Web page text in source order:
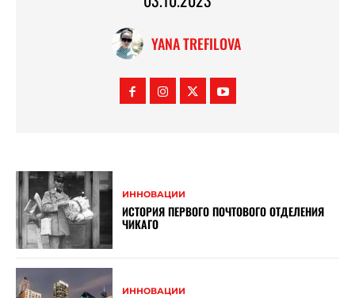
YANA TREFILOVA
ИННОВАЦИИ
ИСТОРИЯ ПЕРВОГО ПОЧТОВОГО ОТДЕЛЕНИЯ
ЧИКАГО
ИННОВАЦИИ